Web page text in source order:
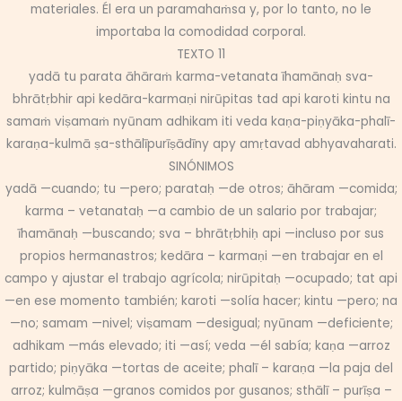
materiales. Él era un paramahaṁsa y, por lo tanto, no le
importaba la comodidad corporal.
TEXTO 11
yadā tu parata āhāraṁ karma-vetanata īhamānaḥ sva-
bhrātṛbhir api kedāra-karmaṇi nirūpitas tad api karoti kintu na
samaṁ viṣamaṁ nyūnam adhikam iti veda kaṇa-piṇyāka-phalī-
karaṇa-kulmā ṣa-sthālīpurīṣādīny apy amṛtavad abhyavaharati.
SINÓNIMOS
yadā —cuando; tu —pero; parataḥ —de otros; āhāram —comida;
karma – vetanataḥ —a cambio de un salario por trabajar;
īhamānaḥ —buscando; sva – bhrātṛbhiḥ api —incluso por sus
propios hermanastros; kedāra – karmaṇi —en trabajar en el
campo y ajustar el trabajo agrícola; nirūpitaḥ —ocupado; tat api
—en ese momento también; karoti —solía hacer; kintu —pero; na
—no; samam —nivel; viṣamam —desigual; nyūnam —deficiente;
adhikam —más elevado; iti —así; veda —él sabía; kaṇa —arroz
partido; piṇyāka —tortas de aceite; phalī – karaṇa —la paja del
arroz; kulmāṣa —granos comidos por gusanos; sthālī – purīṣa –